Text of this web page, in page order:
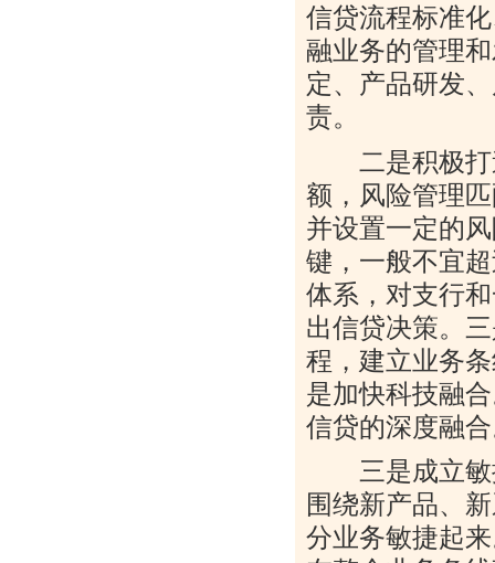
信贷流程标准
融业务的管理
定、产品研发
责。
二是积极打
额，风险管理
并设置一定的
键，一般不宜
体系，对支行
出信贷决策。
程，建立业务
是加快科技融
信贷的深度融
三是成立敏
围绕新产品、
分业务敏捷起